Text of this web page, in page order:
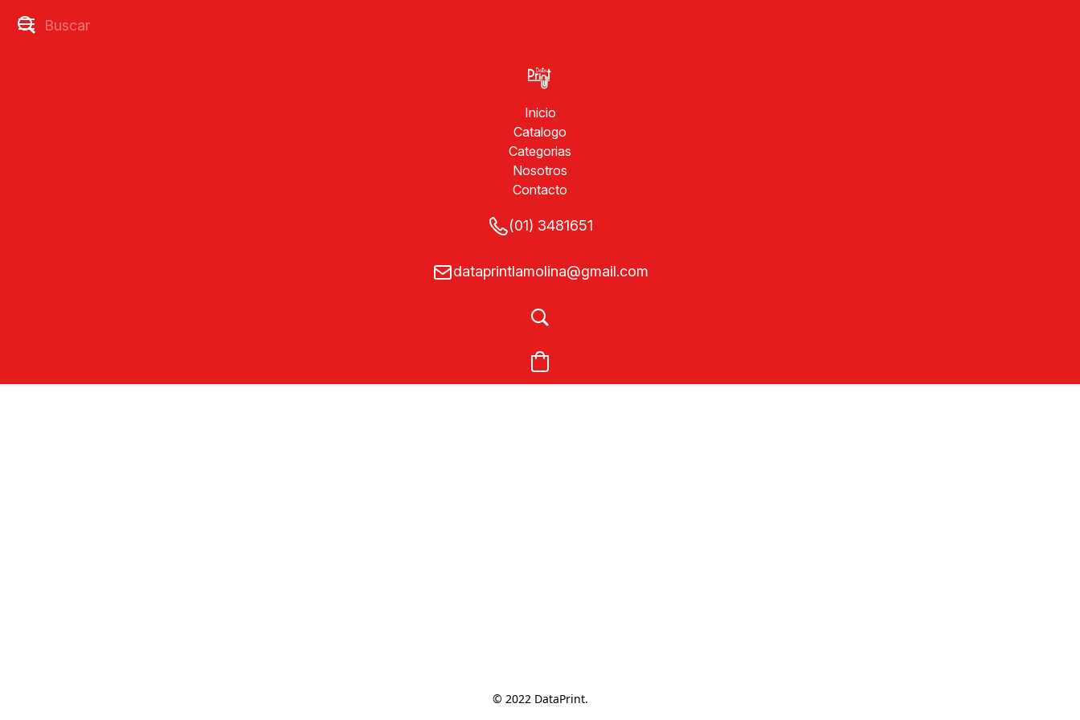
Inicio
Catalogo
Categorias
Nosotros
Contacto
(01) 3481651
dataprintlamolina@gmail.com
© 2022 DataPrint.